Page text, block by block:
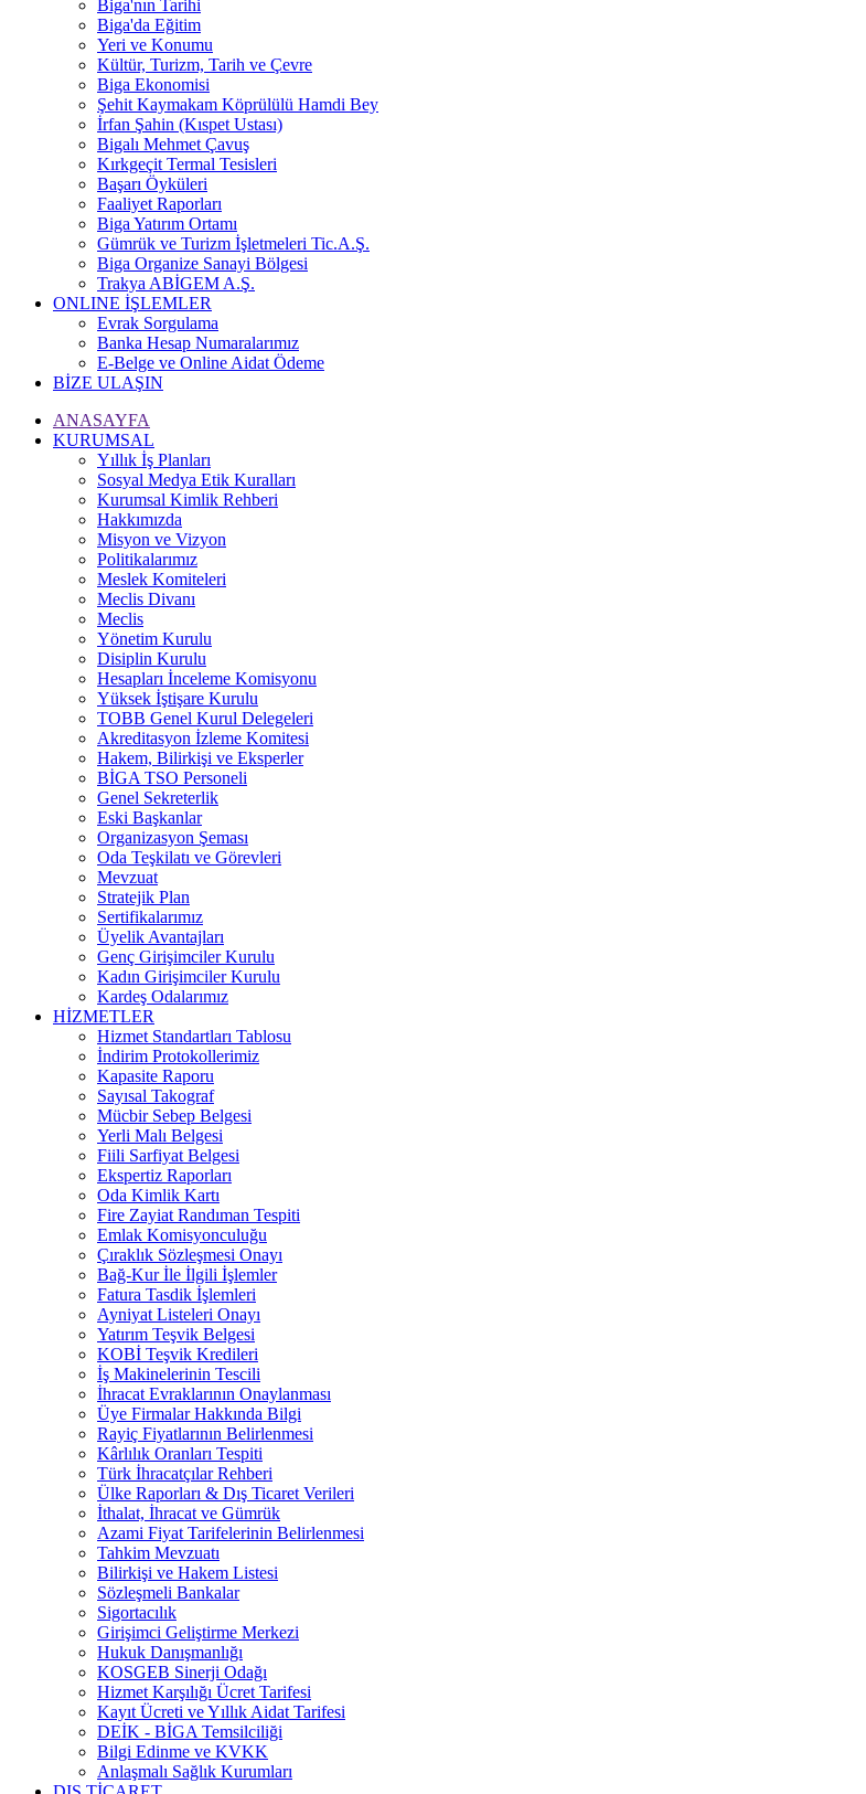
Biga'nın Tarihi
Biga'da Eğitim
Yeri ve Konumu
Kültür, Turizm, Tarih ve Çevre
Biga Ekonomisi
Şehit Kaymakam Köprülülü Hamdi Bey
İrfan Şahin (Kıspet Ustası)
Bigalı Mehmet Çavuş
Kırkgeçit Termal Tesisleri
Başarı Öyküleri
Faaliyet Raporları
Biga Yatırım Ortamı
Gümrük ve Turizm İşletmeleri Tic.A.Ş.
Biga Organize Sanayi Bölgesi
Trakya ABİGEM A.Ş.
ONLINE İŞLEMLER
Evrak Sorgulama
Banka Hesap Numaralarımız
E-Belge ve Online Aidat Ödeme
BİZE ULAŞIN
ANASAYFA
KURUMSAL
Yıllık İş Planları
Sosyal Medya Etik Kuralları
Kurumsal Kimlik Rehberi
Hakkımızda
Misyon ve Vizyon
Politikalarımız
Meslek Komiteleri
Meclis Divanı
Meclis
Yönetim Kurulu
Disiplin Kurulu
Hesapları İnceleme Komisyonu
Yüksek İştişare Kurulu
TOBB Genel Kurul Delegeleri
Akreditasyon İzleme Komitesi
Hakem, Bilirkişi ve Eksperler
BİGA TSO Personeli
Genel Sekreterlik
Eski Başkanlar
Organizasyon Şeması
Oda Teşkilatı ve Görevleri
Mevzuat
Stratejik Plan
Sertifikalarımız
Üyelik Avantajları
Genç Girişimciler Kurulu
Kadın Girişimciler Kurulu
Kardeş Odalarımız
HİZMETLER
Hizmet Standartları Tablosu
İndirim Protokollerimiz
Kapasite Raporu
Sayısal Takograf
Mücbir Sebep Belgesi
Yerli Malı Belgesi
Fiili Sarfiyat Belgesi
Ekspertiz Raporları
Oda Kimlik Kartı
Fire Zayiat Randıman Tespiti
Emlak Komisyonculuğu
Çıraklık Sözleşmesi Onayı
Bağ-Kur İle İlgili İşlemler
Fatura Tasdik İşlemleri
Ayniyat Listeleri Onayı
Yatırım Teşvik Belgesi
KOBİ Teşvik Kredileri
İş Makinelerinin Tescili
İhracat Evraklarının Onaylanması
Üye Firmalar Hakkında Bilgi
Rayiç Fiyatlarının Belirlenmesi
Kârlılık Oranları Tespiti
Türk İhracatçılar Rehberi
Ülke Raporları & Dış Ticaret Verileri
İthalat, İhracat ve Gümrük
Azami Fiyat Tarifelerinin Belirlenmesi
Tahkim Mevzuatı
Bilirkişi ve Hakem Listesi
Sözleşmeli Bankalar
Sigortacılık
Girişimci Geliştirme Merkezi
Hukuk Danışmanlığı
KOSGEB Sinerji Odağı
Hizmet Karşılığı Ücret Tarifesi
Kayıt Ücreti ve Yıllık Aidat Tarifesi
DEİK - BİGA Temsilciliği
Bilgi Edinme ve KVKK
Anlaşmalı Sağlık Kurumları